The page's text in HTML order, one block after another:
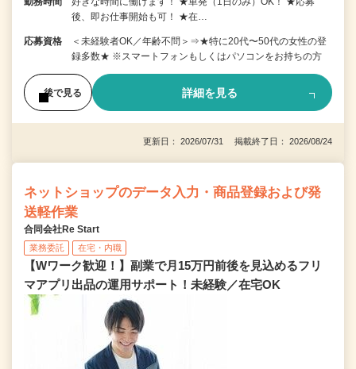
後、即お仕事開始も可！ ★在…
応募資格
＜未経験者OK／年齢不問＞⇒★特に20代〜50代の女性の登
録多数★ ※スマートフォンもしくはパソコンをお持ちの方
後で見る 詳細を見る
更新日： 2026/07/31 掲載終了日： 2026/08/24
ネットショップのデータ入力・商品登録および発
送軽作業
合同会社Re Start
業務委託 在宅・内職
【Wワーク歓迎！】副業で月15万円前後を見込めるフリ
マアプリ出品の運用サポート！未経験／在宅OK